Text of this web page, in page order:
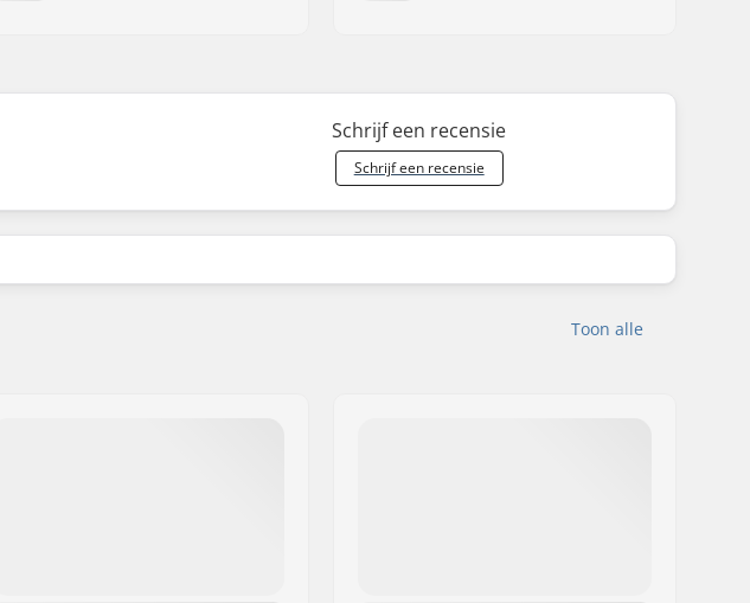
Schrijf een recensie
Schrijf een recensie
Toon alle